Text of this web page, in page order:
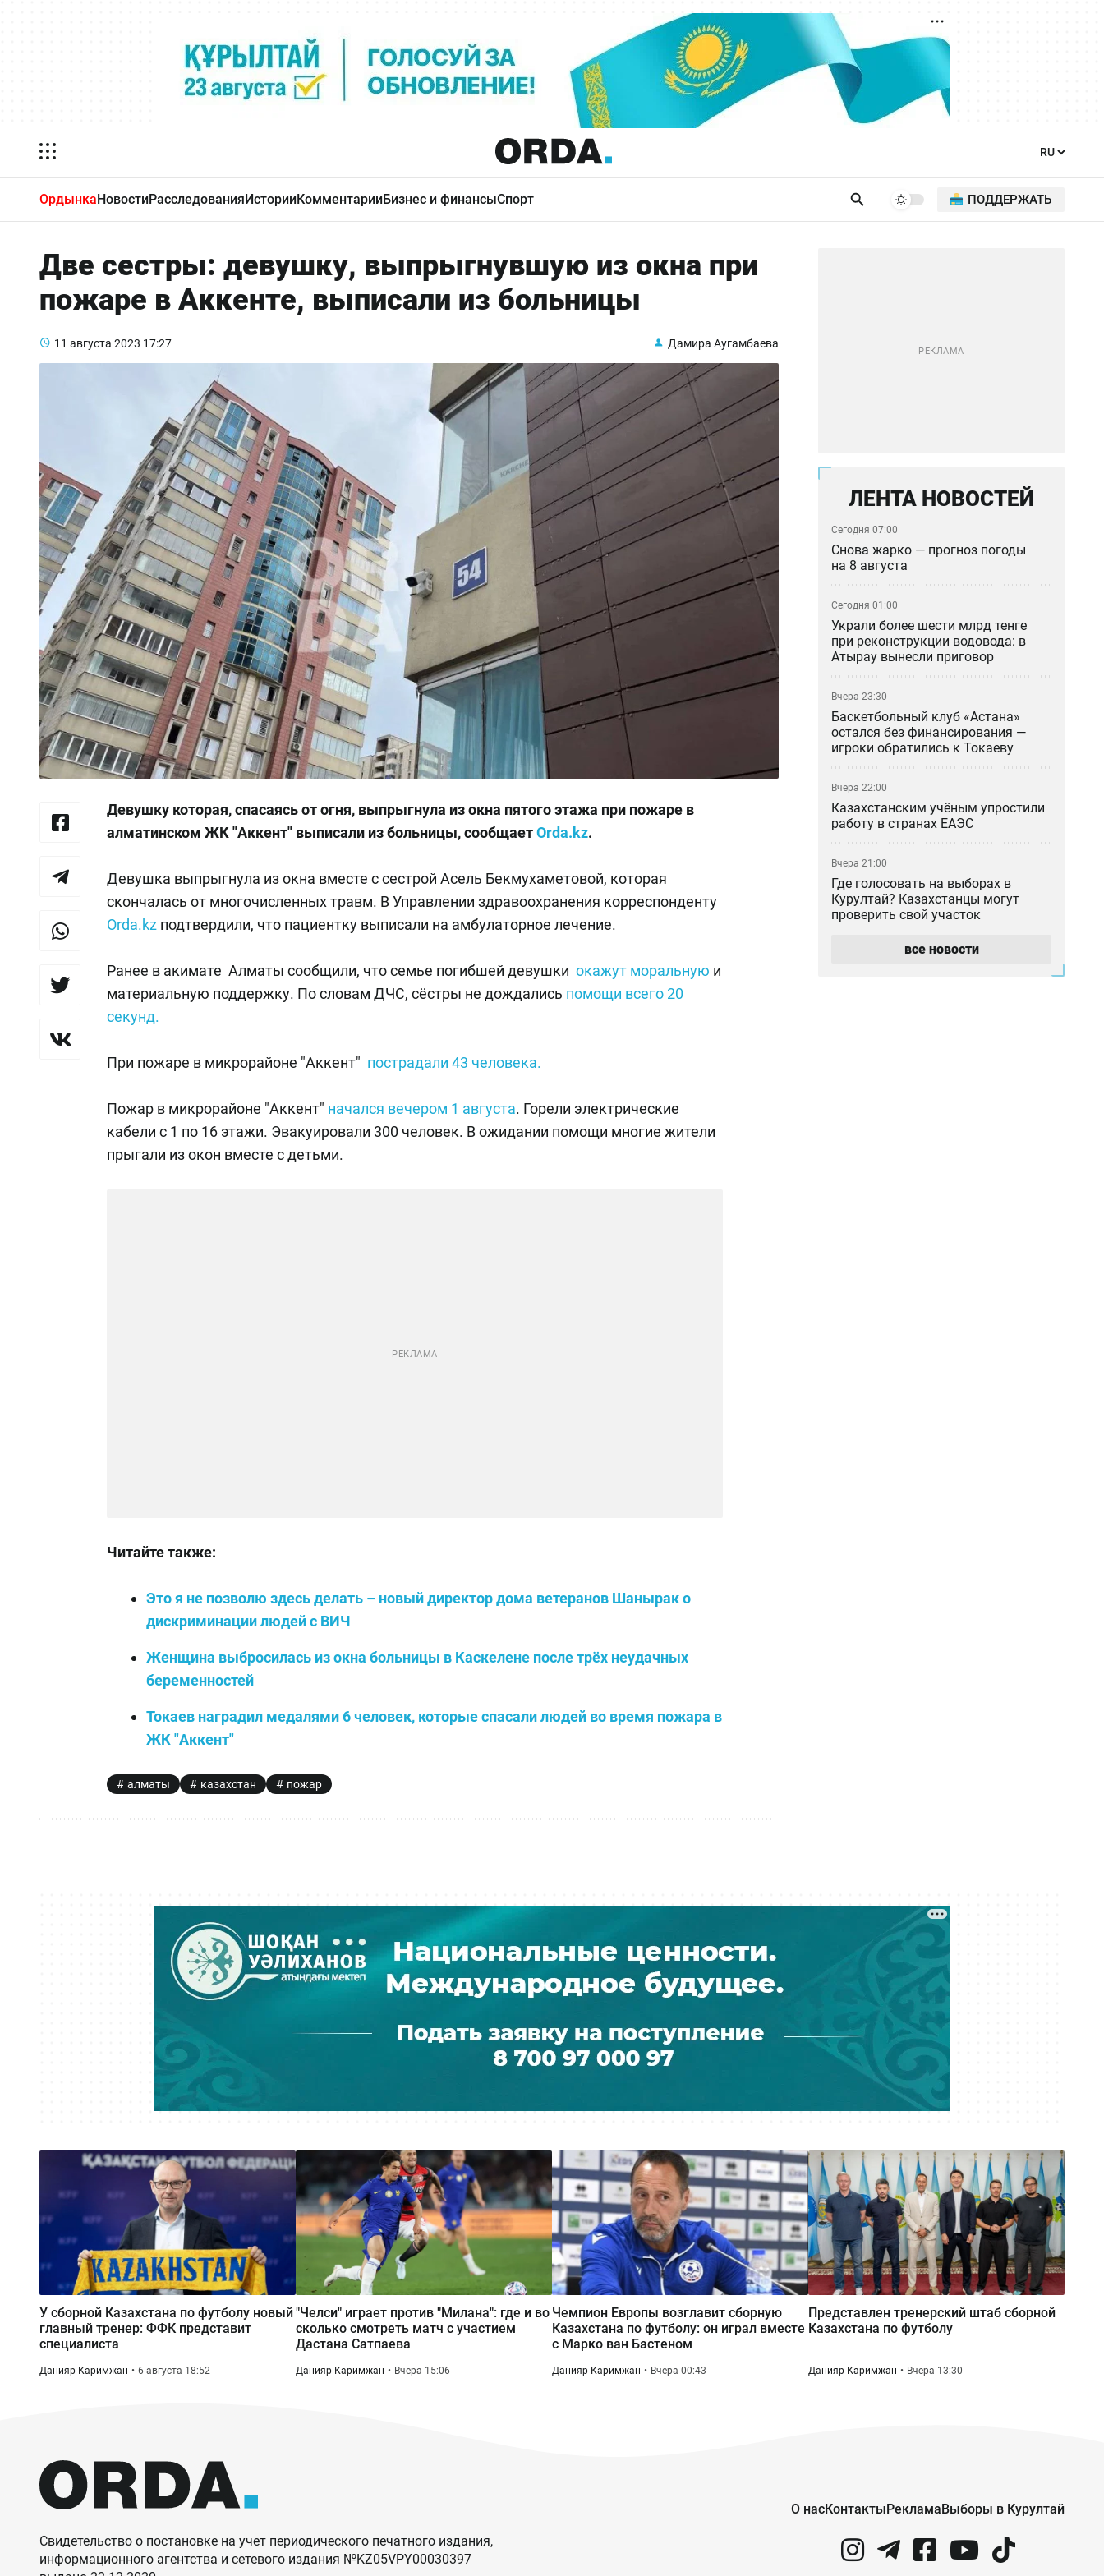
ОрдынкаНовостиРасследованияИсторииКомментарииБизнес и финансыСпорт ПОДДЕРЖАТЬ
Две сестры: девушку, выпрыгнувшую из окна при
пожаре в Аккенте, выписали из больницы
11 августа 2023 17:27 Дамира Аугамбаева
Девушку которая, спасаясь от огня, выпрыгнула из окна пятого этажа при пожаре в
алматинском ЖК "Аккент" выписали из больницы, сообщаетOrda.kz.
Девушка выпрыгнула из окна вместе с сестрой Асель Бекмухаметовой, которая
скончалась от многочисленных травм. В Управлении здравоохранения корреспонденту
Orda.kz подтвердили, что пациентку выписали на амбулаторное лечение.
Ранее в акимате Алматы сообщили, что семье погибшей девушки окажут моральную и
материальную поддержку. По словам ДЧС, сёстры не дождались помощи всего 20
секунд.
При пожаре в микрорайоне "Аккент" пострадали 43 человека.
Пожар в микрорайоне "Аккент" начался вечером 1 августа. Горели электрические
кабели с 1 по 16 этажи. Эвакуировали 300 человек. В ожидании помощи многие жители
прыгали из окон вместе с детьми.
Читайте также:
Это я не позволю здесь делать – новый директор дома ветеранов Шанырак о
дискриминации людей с ВИЧ
Женщина выбросилась из окна больницы в Каскелене после трёх неудачных
беременностей
Токаев наградил медалями 6 человек, которые спасали людей во время пожара в
ЖК "Аккент"
алматы казахстан пожар
ЛЕНТА НОВОСТЕЙ
Сегодня 07:00
Снова жарко — прогноз погоды
на 8 августа
Сегодня 01:00
Украли более шести млрд тенге
при реконструкции водовода: в
Атырау вынесли приговор
Вчера 23:30
Баскетбольный клуб «Астана»
остался без финансирования —
игроки обратились к Токаеву
Вчера 22:00
Казахстанским учёным упростили
работу в странах ЕАЭС
Вчера 21:00
Где голосовать на выборах в
Курултай? Казахстанцы могут
проверить свой участок
Борьба за танк в Темиртау: аким
пообещал не сносить скандально
известный объект
Ожидаемая перестановка:
Атырауский НПЗ возглавил
Муратжан Мусайбеков
Вчера 13:10
Операторов связи в Казахстане
заставили учитывать риски сбоев
и подмены номеров
Вчера 12:41
Чемпион Евро-88 будет
тренировать сборную Казахстана
по футболу
Вчера 12:40
В престижной школе Таиланда
школьник застрелил
родственников, учителей и
одноклассников
все новости
У сборной Казахстана по футболу новый
главный тренер: ФФК представит
специалиста
Данияр Каримжан 6 августа 18:52
"Челси" играет против "Милана": где и во
сколько смотреть матч с участием
Дастана Сатпаева
Данияр Каримжан Вчера 15:06
Чемпион Европы возглавит сборную
Казахстана по футболу: он играл вместе
с Марко ван Бастеном
Данияр Каримжан Вчера 00:43
Представлен тренерский штаб сборной
Казахстана по футболу
Данияр Каримжан Вчера 13:30
Свидетельство о постановке на учет периодического печатного издания,
информационного агентства и сетевого издания №KZ05VPY00030397
О насКонтакты Реклама Выборы в Курултай